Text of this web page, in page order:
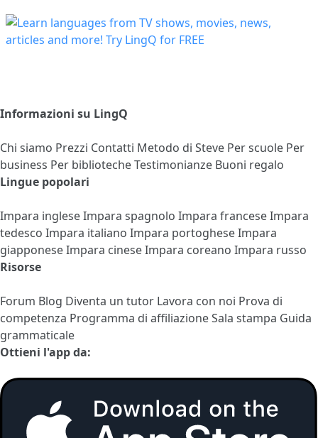
Informazioni su LingQ
Chi siamo Prezzi Contatti Metodo di Steve Per scuole Per
business Per bibliotecheTestimonianze Buoni regalo
Lingue popolari
Impara ingleseImpara spagnolo Impara franceseImpara
tedesco Impara italiano Impara portogheseImpara
giapponeseImpara cineseImpara coreano Impara russo
Risorse
Forum Blog Diventa un tutor Lavora con noi Prova di
competenza Programma di affiliazioneSala stampa Guida
grammaticale
Ottieni l'app da: